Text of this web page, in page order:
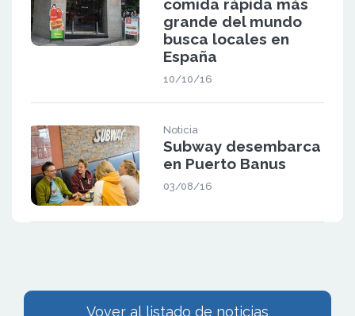
comida rápida más
grande del mundo
busca locales en
España
10/10/16
Noticia
Subway desembarca
en Puerto Banus
03/08/16
Vover al listado de noticias